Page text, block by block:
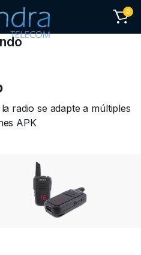
0
radio se adapte a múltiples
APK